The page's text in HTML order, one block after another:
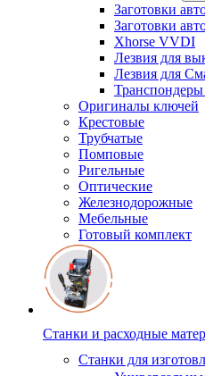
Заготовки
Заготовки
Xhorse VVDI
Лезвия для
Лезвия для
Оригиналы ключей
Крестовые
Трубчатые
Помповые
Ригельные
Оптические
Железнодорожные
Мебельные
Готовый комплект
Станки и расходные
Станки для